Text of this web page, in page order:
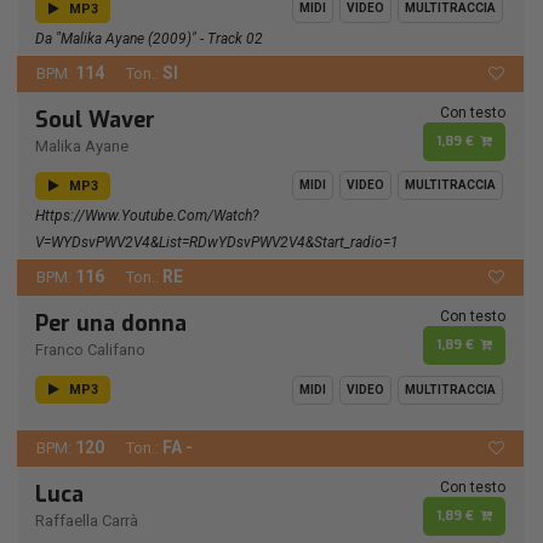
MP3 MIDI VIDEO MULTITRACCIA
Da "Malika Ayane (2009)" - Track 02
BPM: 114 Ton.: SI
Soul Waver
Malika Ayane
Con testo
1,89 €
MP3 MIDI VIDEO MULTITRACCIA
Https://www.youtube.com/watch?
V=wYDsvPWV2V4&list=RDwYDsvPWV2V4&start_radio=1
BPM: 116 Ton.: RE
Per una donna
Franco Califano
Con testo
1,89 €
MP3 MIDI VIDEO MULTITRACCIA
BPM: 120 Ton.: FA -
Luca
Raffaella Carrà
Con testo
1,89 €